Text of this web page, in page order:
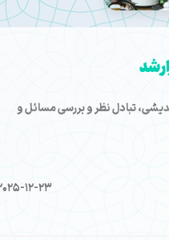
شد
تبادل نظر و بررسی مسائل و
12-23